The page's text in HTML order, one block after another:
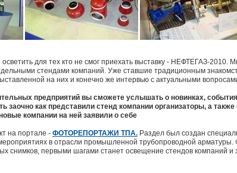
для тех кто не смог приехать выставку - НЕФТЕГАЗ-2010.
стендами компаний. Уже ставшие традиционным
на них и конечно же интервью с актуальными
предприятий вы сможете услышать о новинках,
заочно как представили стенд компании организаторы, а также
компании на ней заявили о себе
на портале - ФОТОРЕПОРТАЖИ ТПА. Раздел был создан
в отрасли промышленной трубопроводной арматуры.
снимков, первыми шагами станет освещение стендов компаний и